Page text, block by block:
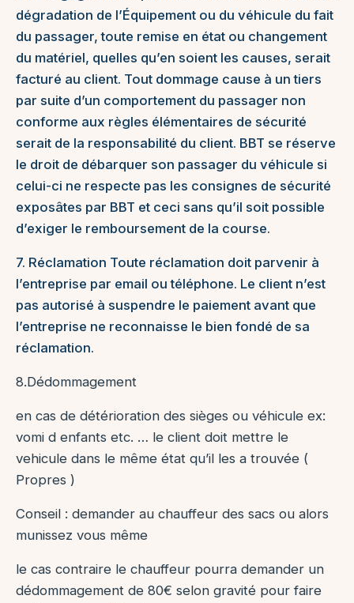
dégradation de l’Équipement ou du véhicule du fait
du passager, toute remise en état ou changement
du matériel, quelles qu’en soient les causes, serait
facturé au client. Tout dommage cause à un tiers
par suite d’un comportement du passager non
conforme aux règles élémentaires de sécurité
serait de la responsabilité du client. BBT se réserve
le droit de débarquer son passager du véhicule si
celui-ci ne respecte pas les consignes de sécurité
exposâtes par BBT et ceci sans qu’il soit possible
d’exiger le remboursement de la course.
7. Réclamation Toute réclamation doit parvenir à
l’entreprise par email ou téléphone. Le client n’est
pas autorisé à suspendre le paiement avant que
l’entreprise ne reconnaisse le bien fondé de sa
réclamation.
8.Dédommagement
en cas de détérioration des sièges ou véhicule ex:
vomi d enfants etc. … le client doit mettre le
vehicule dans le même état qu’il les a trouvée (
Propres )
Conseil : demander au chauffeur des sacs ou alors
munissez vous même
le cas contraire le chauffeur pourra demander un
dédommagement de 80€ selon gravité pour faire